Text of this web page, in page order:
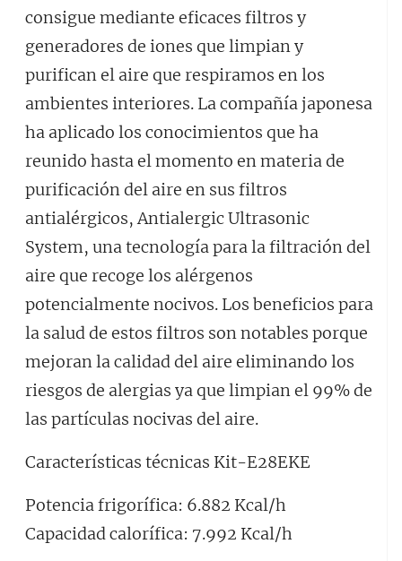
consigue mediante eficaces filtros y
generadores de iones que limpian y
purifican el aire que respiramos en los
ambientes interiores. La compañía japonesa
ha aplicado los conocimientos que ha
reunido hasta el momento en materia de
purificación del aire en sus filtros
antialérgicos, Antialergic Ultrasonic
System, una tecnología para la filtración del
aire que recoge los alérgenos
potencialmente nocivos. Los beneficios para
la salud de estos filtros son notables porque
mejoran la calidad del aire eliminando los
riesgos de alergias ya que limpian el 99% de
las partículas nocivas del aire.
Características técnicas Kit-E28EKE
Potencia frigorífica: 6.882 Kcal/h
Capacidad calorífica: 7.992 Kcal/h